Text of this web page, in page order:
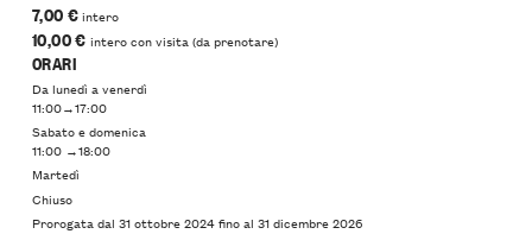
7,00 €intero
10,00 € intero con visita (da prenotare)
ORARI
Da lunedì a venerdì
11:00→17:00
Sabato e domenica
11:00 →18:00
Martedì
Chiuso
Prorogata dal 31 ottobre 2024 fino al 31 dicembre 2026